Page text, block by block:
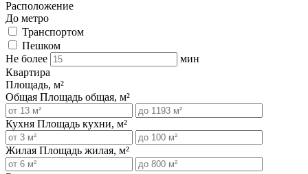
Расположение
До метро
Транспортом
Пешком
Не более
мин
Квартира
Площадь, м²
Общая Площадь общая, м²
Кухня Площадь кухни, м²
Жилая Площадь жилая, м²